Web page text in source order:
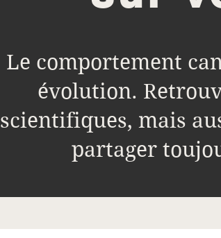
Le comportement
évolution.
scientifiques, mais
partager